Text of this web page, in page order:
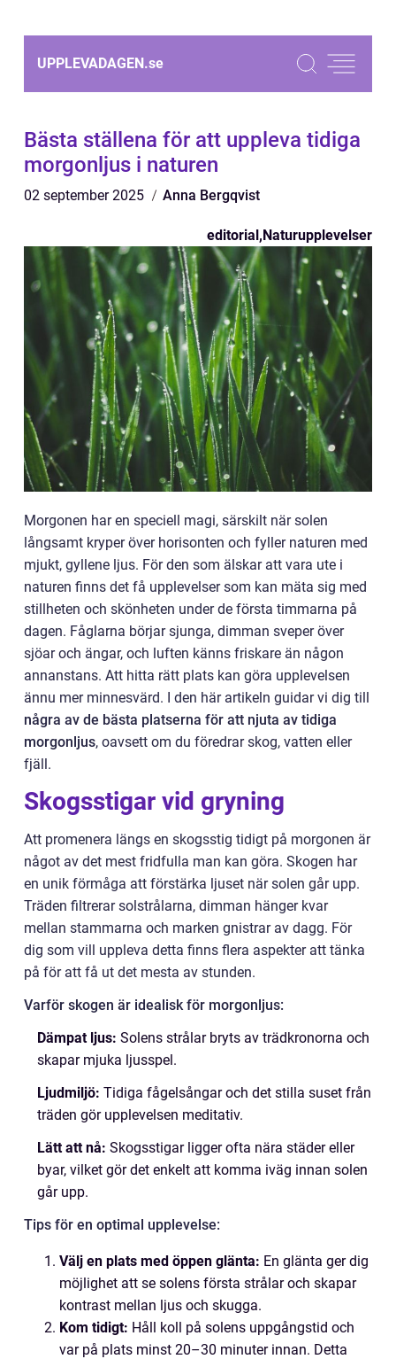
UPPLEVADAGEN.se
Bästa ställena för att uppleva tidiga
morgonljus i naturen
02 september 2025 Anna Bergqvist
editorial,Naturupplevelser
Morgonen har en speciell magi, särskilt när solen
långsamt kryper över horisonten och fyller naturen med
mjukt, gyllene ljus. För den som älskar att vara ute i
naturen finns det få upplevelser som kan mäta sig med
stillheten och skönheten under de första timmarna på
dagen. Fåglarna börjar sjunga, dimman sveper över
sjöar och ängar, och luften känns friskare än någon
annanstans. Att hitta rätt plats kan göra upplevelsen
ännu mer minnesvärd. I den här artikeln guidar vi dig till
några av de bästa platserna för att njuta av tidiga
morgonljus, oavsett om du föredrar skog, vatten eller
fjäll.
Skogsstigar vid gryning
Att promenera längs en skogsstig tidigt på morgonen är
något av det mest fridfulla man kan göra. Skogen har
en unik förmåga att förstärka ljuset när solen går upp.
Träden filtrerar solstrålarna, dimman hänger kvar
mellan stammarna och marken gnistrar av dagg. För
dig som vill uppleva detta finns flera aspekter att tänka
på för att få ut det mesta av stunden.
Varför skogen är idealisk för morgonljus:
Dämpat ljus: Solens strålar bryts av trädkronorna och
skapar mjuka ljusspel.
Ljudmiljö: Tidiga fågelsångar och det stilla suset från
träden gör upplevelsen meditativ.
Lätt att nå: Skogsstigar ligger ofta nära städer eller
byar, vilket gör det enkelt att komma iväg innan solen
går upp.
Tips för en optimal upplevelse:
Välj en plats med öppen glänta: En glänta ger dig
möjlighet att se solens första strålar och skapar
kontrast mellan ljus och skugga.
Kom tidigt: Håll koll på solens uppgångstid och
var på plats minst 20–30 minuter innan. Detta